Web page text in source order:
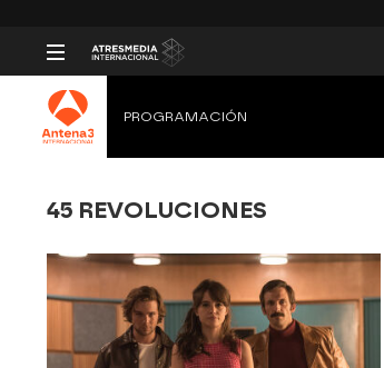
PROGRAMACIÓN
45 REVOLUCIONES